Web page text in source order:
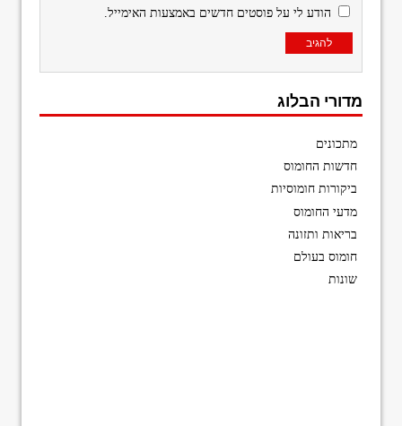
הודע לי על פוסטים חדשים באמצעות האימייל.
מדורי הבלוג
מתכונים
חדשות החומוס
ביקורות חומוסיות
מדעי החומוס
בריאות ותזונה
חומוס בעולם
שונות